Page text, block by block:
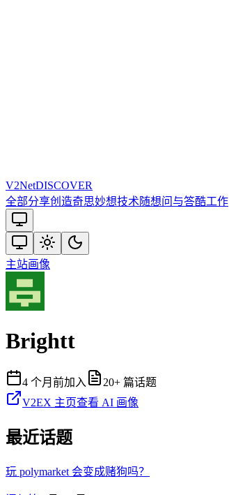
V2NetDISCOVER
全部分享创造奇思妙想技术随想问与答酷工作
主站画像
Brightt
4 个月前加入 20+ 篇话题
V2EX 主页查看 AI 画像
最近话题
玩 polymarket 会变成赌狗吗？